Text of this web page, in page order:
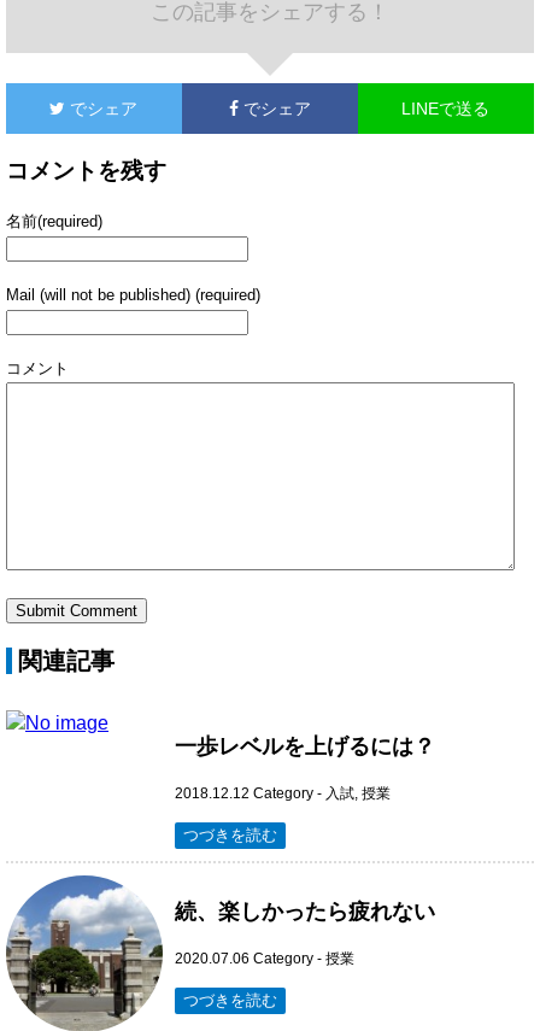
この記事をシェアする！
でシェア でシェア LINEで送る
コメントを残す
名前(required)
Mail (will not be published) (required)
コメント
関連記事
一歩レベルを上げるには？
2018.12.12 Category - 入試, 授業
つづきを読む
続、楽しかったら疲れない
2020.07.06 Category - 授業
つづきを読む